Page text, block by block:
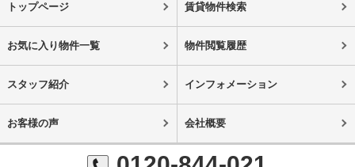
トップページ 賃貸物件検索
お気に入り物件一覧 物件閲覧履歴
スタッフ紹介 インフォメーション
お客様の声 会社概要